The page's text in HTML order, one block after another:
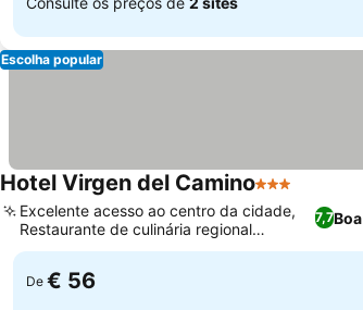
Escolha popular
Hotel Virgen del Camino3 Estrelas
7,7Boa
Excelente acesso ao centro da cidade,
Restaurante de culinária regional
autêntica
De € 56